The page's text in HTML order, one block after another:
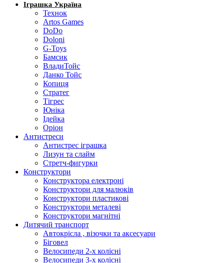
Іграшка Україна
Технок
Artos Games
DoDo
Doloni
G-Toys
Бамсик
ВладиТойс
Данко Тойс
Копиця
Стратег
Тігрес
Юніка
Ідейка
Оріон
Антистреси
Антистрес іграшка
Лизун та слайм
Стретч-фигурки
Конструктори
Конструктора електроні
Конструктори для малюків
Конструктори пластикові
Конструктори металеві
Конструктори магнітні
Дитячий транспорт
Автокрісла , візочки та аксесуари
Біговел
Велосипеди 2-х колісні
Велосипеди 3-х колісні